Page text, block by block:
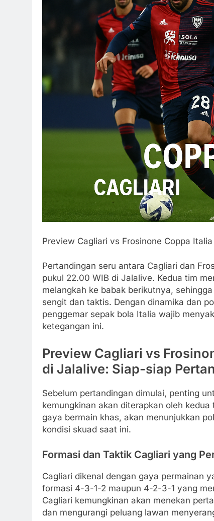
Preview Cagliari vs Frosinone Coppa
Pertandingan seru antara Cagliari dan
pukul 22.00 WIB di Jalalive. Kedua tim
melangkah ke babak berikutnya,
sengit dan taktis. Dengan dinamika dan
penggemar sepak bola Italia wajib
ketegangan ini.
Preview Cagliari vs
di Jalalive: Siap-siap
Sebelum pertandingan dimulai, penting
kemungkinan akan diterapkan oleh
gaya bermain khas, akan menunjukkan
kondisi skuad saat ini.
Formasi dan Taktik Cagliari yang
Cagliari dikenal dengan gaya permainan
formasi 4-3-1-2 maupun 4-2-3-1 yang
Cagliari kemungkinan akan menekan
dan mengurangi peluang lawan